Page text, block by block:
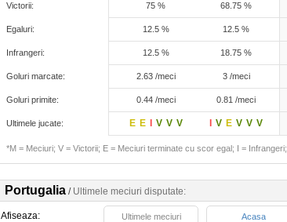
Victorii: 75 % 68.75 %
Egaluri: 12.5 % 12.5 %
Infrangeri: 12.5 % 18.75 %
Goluri marcate: 2.63 /meci 3 /meci
Goluri primite: 0.44 /meci 0.81 /meci
Ultimele jucate: E E V V V V E V V V
*M = Meciuri; V = Victorii; E = Meciuri terminate cu scor egal; I = Infrangeri;
Portugalia / Ultimele meciuri disputate:
Afiseaza: Ultimele meciuri Acasa